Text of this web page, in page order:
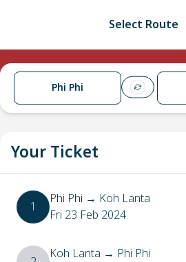
Select Route
Phi Phi
Your Ticket
1 Phi Phi → Koh Lanta
Fri 23 Feb 2024
Koh Lanta → Phi Phi